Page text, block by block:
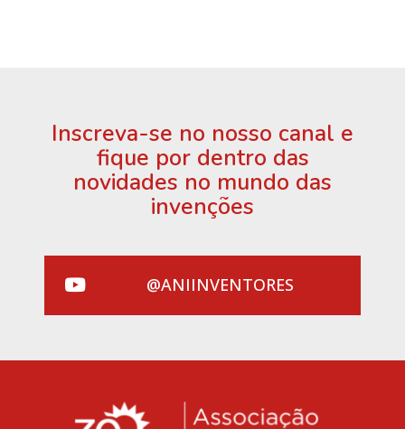
Inscreva-se no nosso canal e
fique por dentro das
novidades no mundo das
invenções
@ANIINVENTORES